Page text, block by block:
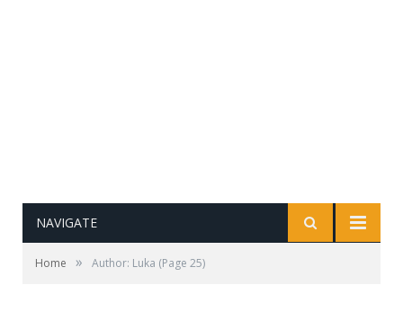
NAVIGATE
Home » Author: Luka (Page 25)